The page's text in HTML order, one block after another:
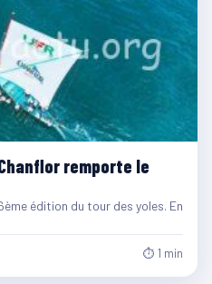
remporte le
édition du tour des yoles. En
⏱ 1 min